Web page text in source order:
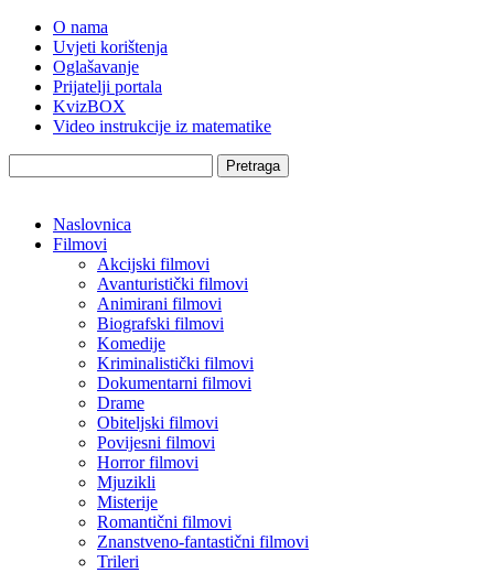
O nama
Uvjeti korištenja
Oglašavanje
Prijatelji portala
KvizBOX
Video instrukcije iz matematike
Pretraga
Naslovnica
Filmovi
Akcijski filmovi
Avanturistički filmovi
Animirani filmovi
Biografski filmovi
Komedije
Kriminalistički filmovi
Dokumentarni filmovi
Drame
Obiteljski filmovi
Povijesni filmovi
Horror filmovi
Mjuzikli
Misterije
Romantični filmovi
Znanstveno-fantastični filmovi
Trileri